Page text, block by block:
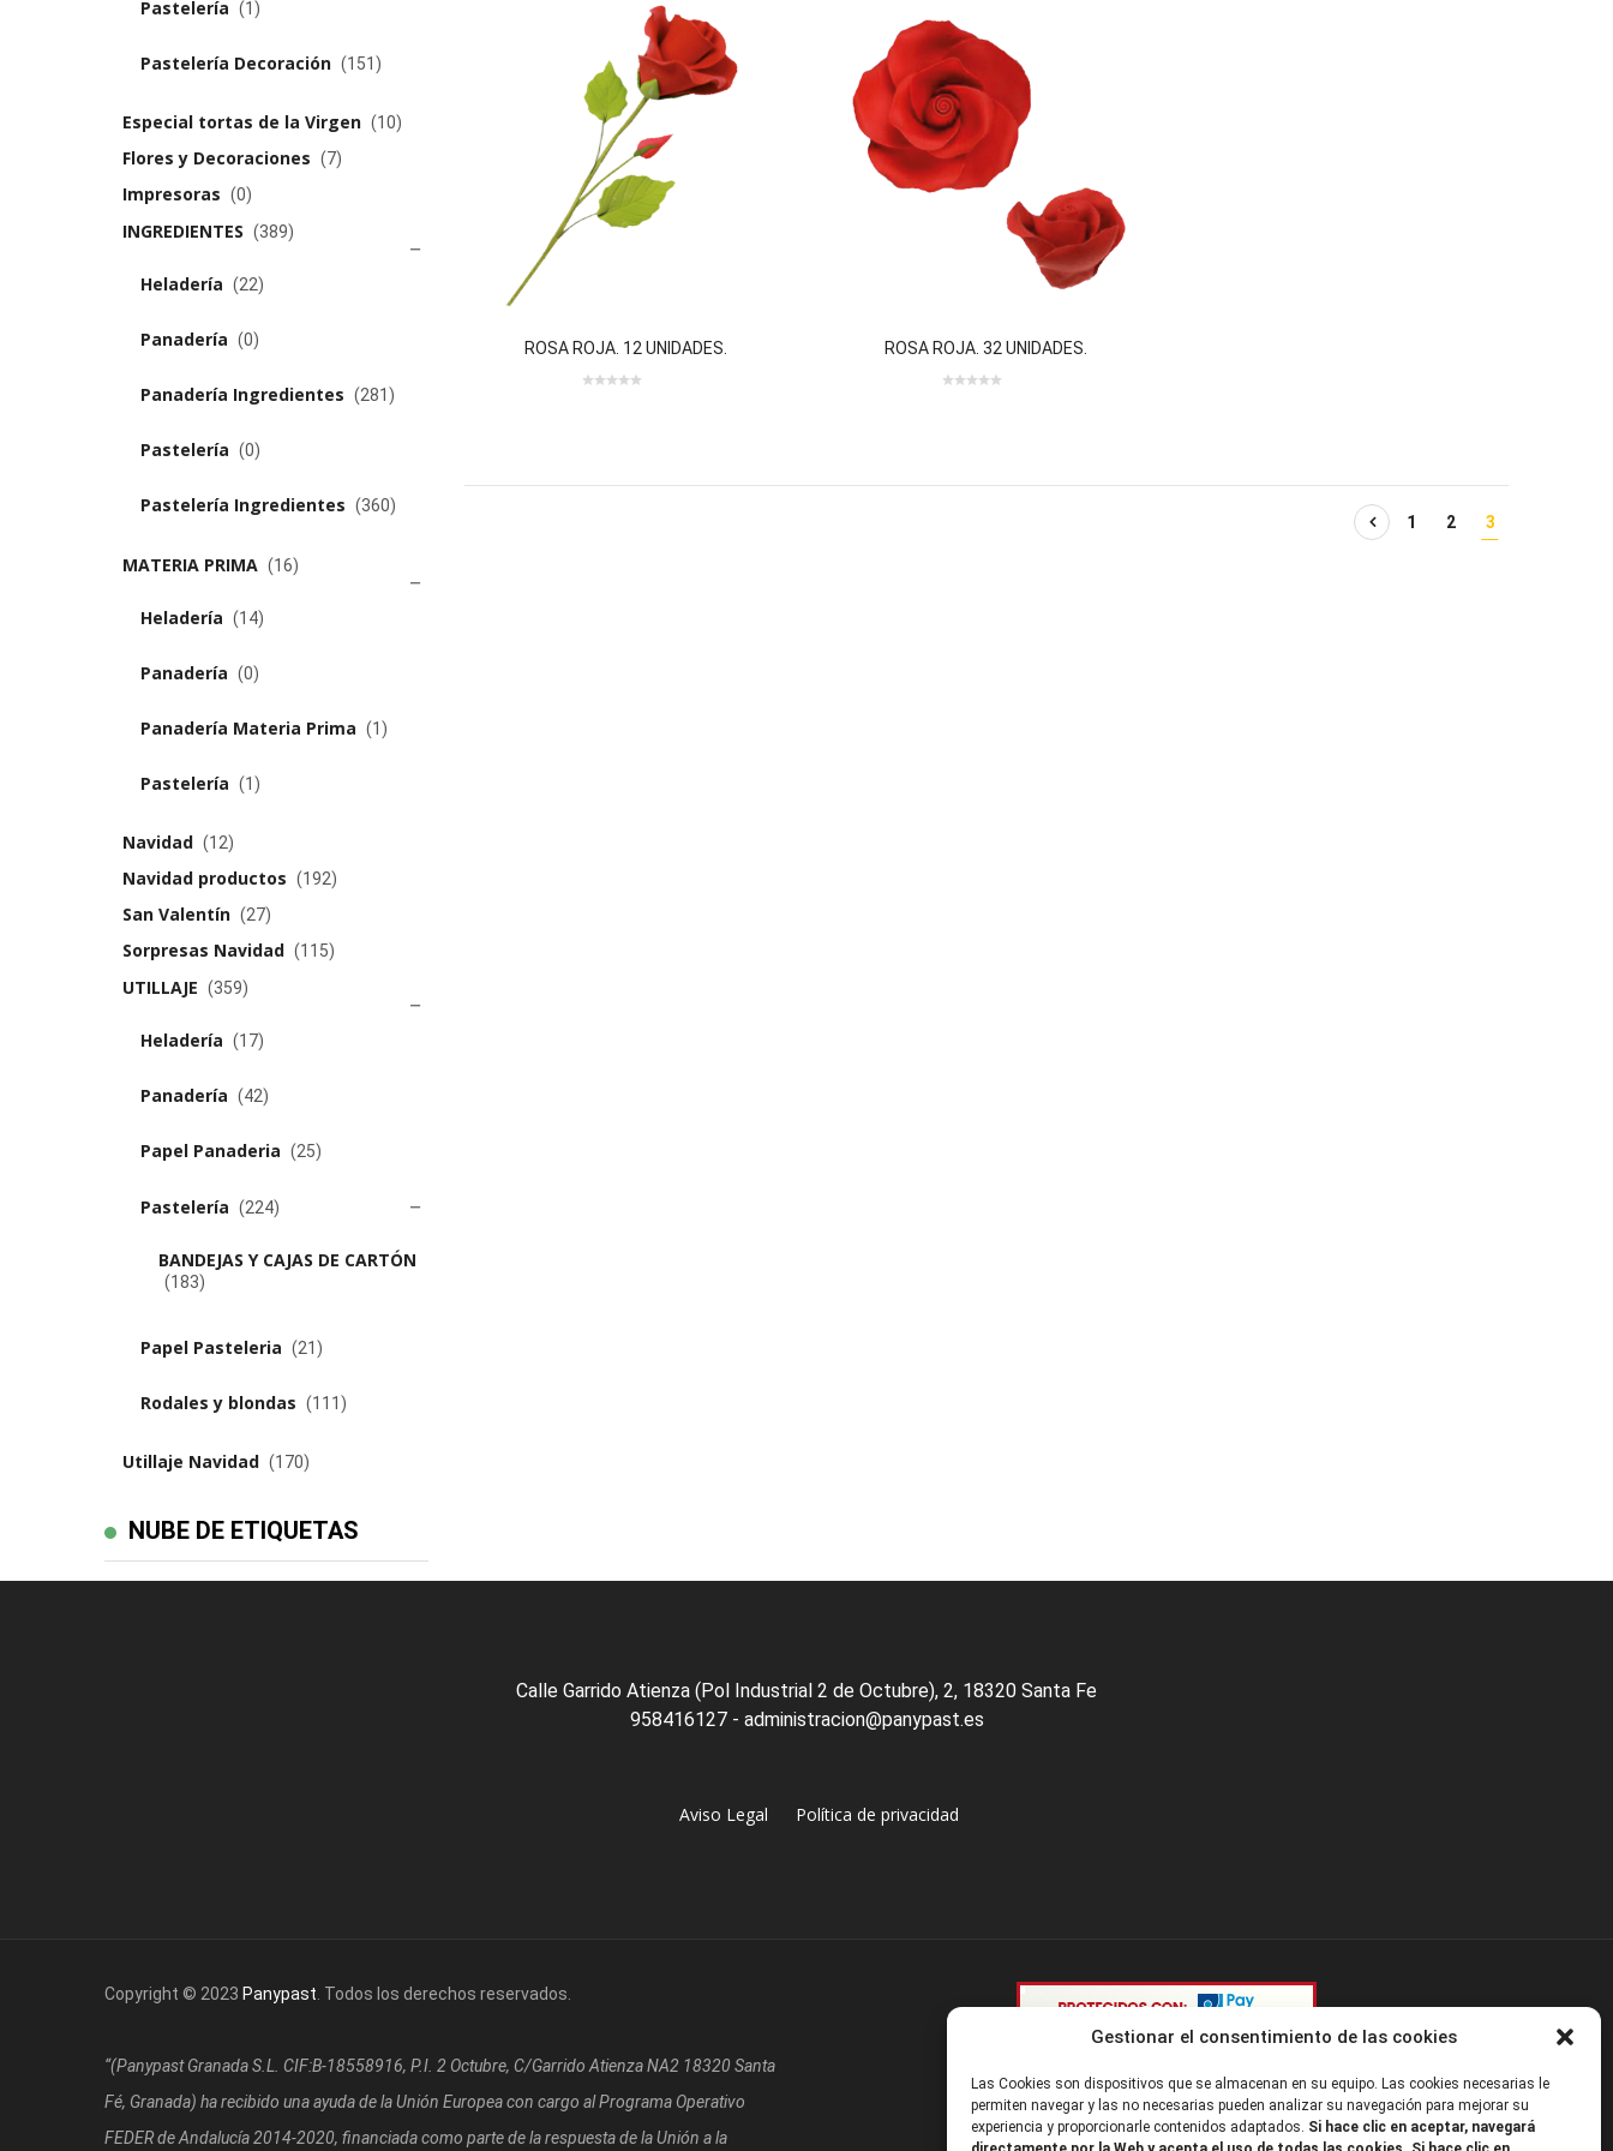
Gestionar el consentimiento de las cookies
Las Cookies son dispositivos que se almacenan en su equipo. Las cookies necesarias le
permiten navegar y las no necesarias pueden analizar su navegación para mejorar su
experiencia y proporcionarle contenidos adaptados. Si hace clic en aceptar, navegará
ROSA ROJA. 12 UNIDADES. ROSA ROJA. 32 UNIDADES.
1 2 3
Pastelería (1)
Pastelería Decoración (151)
Especial tortas de la Virgen (10)
Flores y Decoraciones (7)
Impresoras (0)
INGREDIENTES (389)
Heladería (22)
Panadería (0)
Panadería Ingredientes (281)
Pastelería (0)
Pastelería Ingredientes (360)
MATERIA PRIMA (16)
Heladería (14)
Panadería (0)
Panadería Materia Prima (1)
Pastelería (1)
Navidad (12)
Navidad productos (192)
San Valentín (27)
Sorpresas Navidad (115)
UTILLAJE (359)
Heladería (17)
Panadería (42)
Papel Panaderia (25)
Pastelería (224)
BANDEJAS Y CAJAS DE CARTÓN
(183)
Papel Pasteleria (21)
Rodales y blondas (111)
Utillaje Navidad (170)
NUBE DE ETIQUETAS
Calle Garrido Atienza (Pol Industrial 2 de Octubre), 2, 18320 Santa Fe
958416127 - administracion@panypast.es
Aviso Legal Política de privacidad
Copyright © 2023 Panypast . Todos los derechos reservados.
“(Panypast Granada S.L. CIF:B-18558916, P.I. 2 Octubre, C/Garrido Atienza NA2 18320 Santa
Fé, Granada) ha recibido una ayuda de la Unión Europea con cargo al Programa Operativo
FEDER de Andalucía 2014-2020, financiada como parte de la respuesta de la Unión a la